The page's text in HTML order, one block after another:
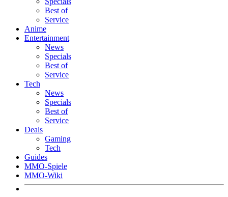
Best of
Service
Anime
Entertainment
News
Specials
Best of
Service
Tech
News
Specials
Best of
Service
Deals
Gaming
Tech
Guides
MMO-Spiele
MMO-Wiki